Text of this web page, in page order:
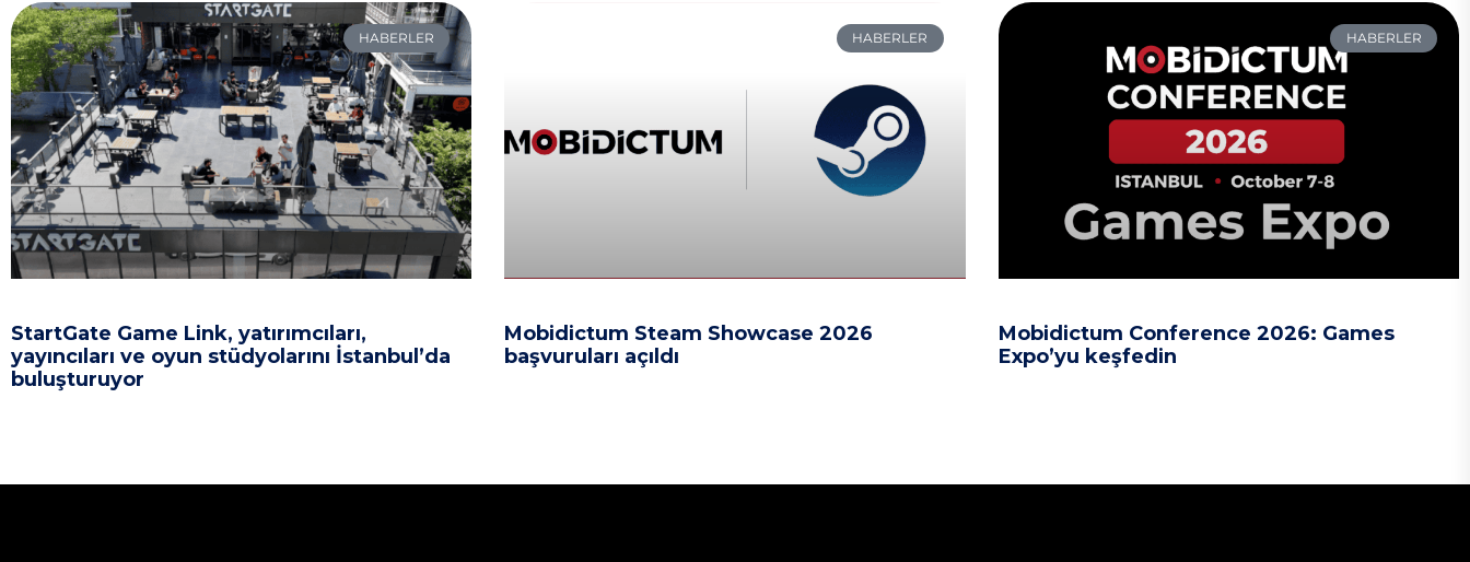
HABERLER
StartGate Game Link, yatırımcıları,
yayıncıları ve oyun stüdyolarını İstanbul’da
buluşturuyor
HABERLER
Mobidictum Steam Showcase 2026
başvuruları açıldı
HABERLER
Mobidictum Conference 2026: Games
Expo’yu keşfedin